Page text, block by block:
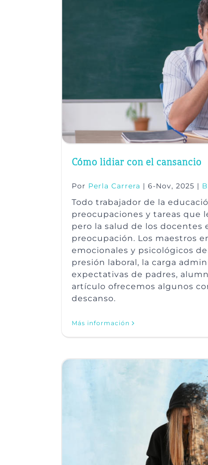
Cómo lidiar con el cansancio
Por Perla Carrera | 6-Nov, 2025 |
Todo trabajador de la
preocupaciones y tareas que
pero la salud de los docentes
preocupación. Los maestros
emocionales y psicológicos
presión laboral, la carga
expectativas de padres,
artículo ofrecemos algunos
descanso.
Más información